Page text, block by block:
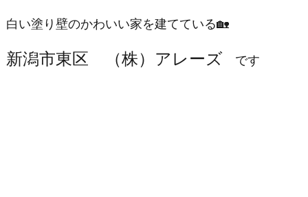
白い塗り壁のかわいい家を建てている🏡
新潟市東区 （株）アレーズ です